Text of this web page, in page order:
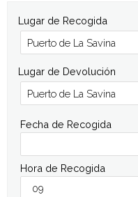
Lugar de Recogida
Lugar de Devolución
Fecha de Recogida
Hora de Recogida